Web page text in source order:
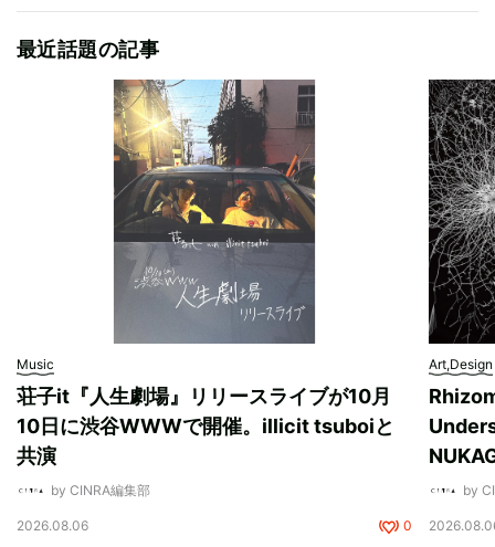
最近話題の記事
Music
荘子it『人生劇場』リリースライブが10月
10日に渋谷WWWで開催。illicit tsuboiと
共演
by CINRA編集部
2026.08.06 0
Art,Design
by